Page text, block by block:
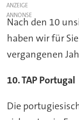
ANZEIGE
Nach den 10
haben wir für
vergangenen
10. TAP Portugal
Die